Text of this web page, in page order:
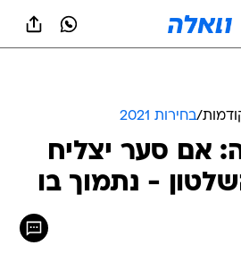
/בחירות 2021
אם סער יצליח
- נתמוך בו